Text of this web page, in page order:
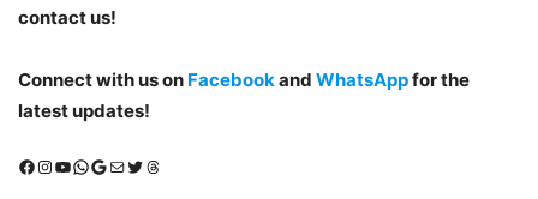
contact us!
Connect with us on Facebookand WhatsAppfor the
latest updates!
Facebook
Instagram
YouTube
WhatsApp
Google
MailX (Twitter)
Threads